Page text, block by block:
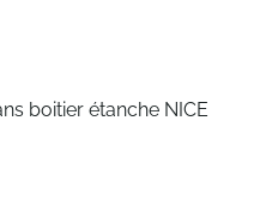
boitier étanche NICE